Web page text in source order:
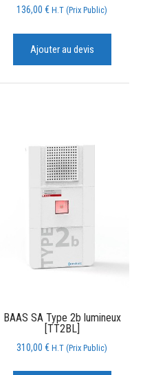
136,00€ H.T (Prix Public)
Ajouter au devis
BAAS SA Type 2b lumineux
[TT2BL]
310,00€ H.T (Prix Public)